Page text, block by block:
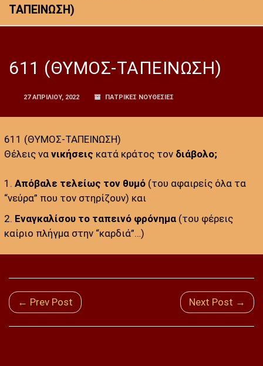
ΤΑΠΕΙΝΩΣΗ)
611 (ΘΥΜΟΣ-ΤΑΠΕΙΝΩΣΗ)
27 ΑΠΡΙΛΊΟΥ, 2022 ΠΑΤΡΙΚΕΣ ΝΟΥΘΕΣΙΕΣ
611 (ΘΥΜΟΣ-ΤΑΠΕΙΝΩΣΗ)
Θέλεις να νικήσεις κατά κράτος τον διάβολο;
1. Απόβαλε τελείως τον θυμό(του αφαιρείς όλα τα
“νεύρα” που τον στηρίζουν) και
2. Eναγκαλίσου το ταπεινό φρόνημα(του φέρεις
καίριο πλήγμα στην “καρδιά”…)
← Prev Post Next Post →